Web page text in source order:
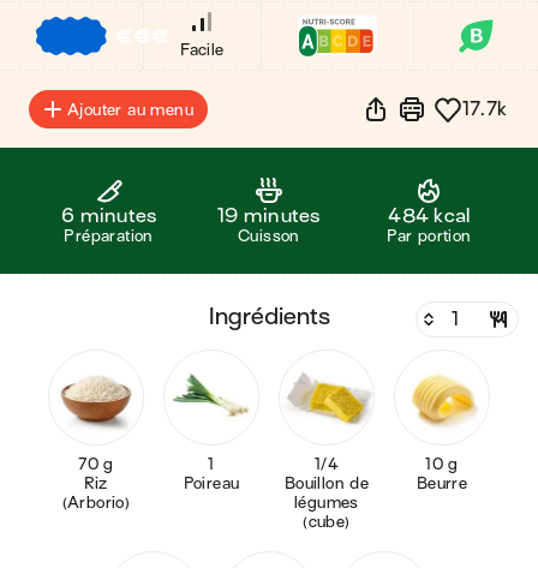
€€€
Facile
Ajouter au menu 17.7k
6 minutes
Préparation
19 minutes
Cuisson
484 kcal
Par portion
ingrédients
70 g
Riz
(Arborio)
1
Poireau
1/4
Bouillon de
légumes
(cube)
10 g
Beurre